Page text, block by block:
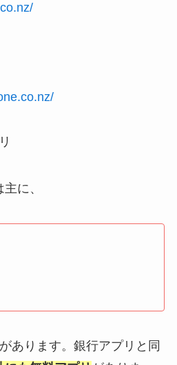
に、
あります。銀行アプリと同